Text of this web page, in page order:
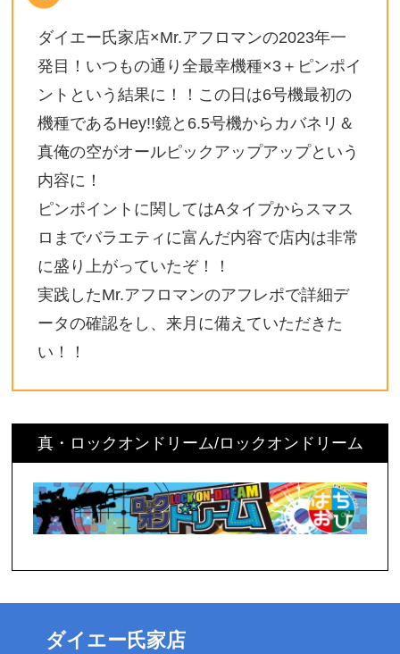
ダイエー氏家店×Mr.アフロマンの2023年一
発目！いつもの通り全最幸機種×3＋ピンポイ
ントという結果に！！この日は6号機最初の
機種であるHey!!鏡と6.5号機からカバネリ＆
真俺の空がオールピックアップアップという
内容に！
ピンポイントに関してはAタイプからスマス
ロまでバラエティに富んだ内容で店内は非常
に盛り上がっていたぞ！！
実践したMr.アフロマンのアフレポで詳細デ
ータの確認をし、来月に備えていただきた
い！！
真・ロックオンドリーム/ロックオンドリーム
ダイエー氏家店